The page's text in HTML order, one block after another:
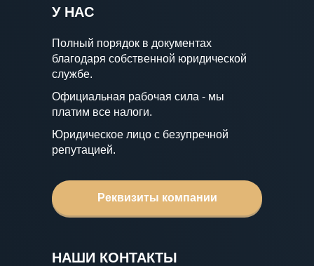
У НАС
Полный порядок в документах
благодаря собственной юридической
службе.
Официальная рабочая сила - мы
платим все налоги.
Юридическое лицо с безупречной
репутацией.
Реквизиты компании
НАШИ КОНТАКТЫ